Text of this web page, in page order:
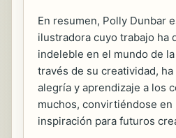
En resumen, Polly Dunbar
ilustradora cuyo trabajo ha
indeleble en el mundo de
través de su creatividad,
alegría y aprendizaje a los
muchos, convirtiéndose en
inspiración para futuros